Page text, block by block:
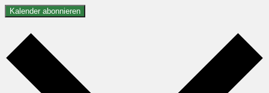
Kalender abonnieren